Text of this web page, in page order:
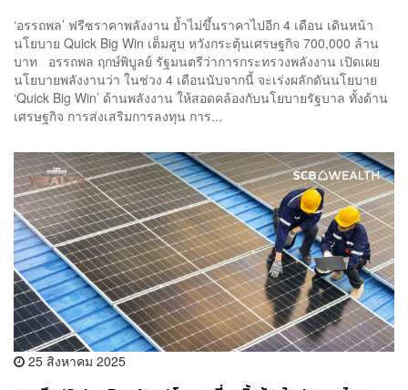
‘อรรถพล’ ฟรีซราคาพลังงาน ย้ำไม่ขึ้นราคาไปอีก 4 เดือน เดินหน้า
นโยบาย Quick Big Win เต็มสูบ หวังกระตุ้นเศรษฐกิจ 700,000 ล้าน
บาท อรรถพล ฤกษ์พิบูลย์ รัฐมนตรีว่าการกระทรวงพลังงาน เปิดเผย
นโยบายพลังงานว่า ในช่วง 4 เดือนนับจากนี้ จะเร่งผลักดันนโยบาย
‘Quick Big Win’ ด้านพลังงาน ให้สอดคล้องกับนโยบายรัฐบาล ทั้งด้าน
เศรษฐกิจ การส่งเสริมการลงทุน การ...
25 สิงหาคม 2025